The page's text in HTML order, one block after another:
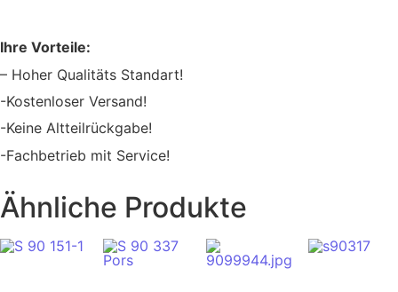
Ihre Vorteile:
– Hoher Qualitäts Standart!
-Kostenloser Versand!
-Keine Altteilrückgabe!
-Fachbetrieb mit Service!
Ähnliche Produkte